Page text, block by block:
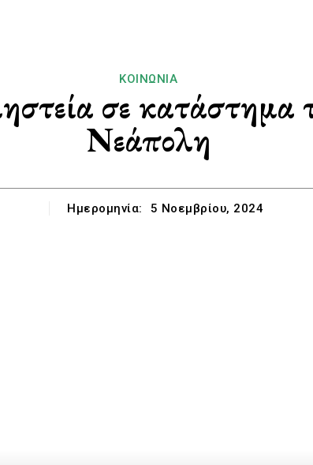
ΚΟΙΝΩΝΊΑ
σε κατάστημα
Νεάπολη
Ημερομηνία: 5 Νοεμβρίου, 2024